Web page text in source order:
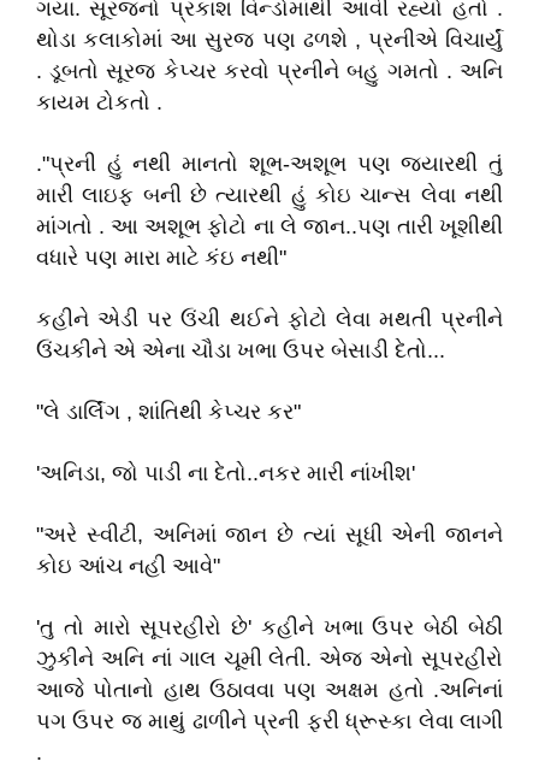
ગયા. સૂરજનો પ્રકાશ વિન્ડોમાંથી આવી રહ્યો હતો .
થોડા કલાકોમાં આ સુરજ પણ ઢળશે , પ્રનીએ વિચાર્યું
. ડૂબતો સૂરજ કેપ્ચર કરવો પ્રનીને બહુ ગમતો . અનિ
કાયમ ટોકતો .
."પ્રની હું નથી માનતો શૂભ-અશૂભ પણ જયારથી તું
મારી લાઇફ બની છે ત્યારથી હું કોઇ ચાન્સ લેવા નથી
માંગતો . આ અશૂભ ફોટો ના લે જાન..પણ તારી ખૂશીથી
વધારે પણ મારા માટે કંઇ નથી"
કહીને એડી પર ઉંચી થઈને ફોટો લેવા મથતી પ્રનીને
ઉંચકીને એ એના ચૌડા ખભા ઉપર બેસાડી દેતો...
"લે ડાર્લિંગ , શાંતિથી કેપ્ચર કર"
'અનિડા, જો પાડી ના દેતો..નકર મારી નાંખીશ'
"અરે સ્વીટી, અનિમાં જાન છે ત્યાં સૂધી એની જાનને
કોઇ આંચ નહી આવે"
'તુ તો મારો સૂપરહીરો છે' કહીને ખભા ઉપર બેઠી બેઠી
ઝુકીને અનિ નાં ગાલ ચૂમી લેતી. એજ એનો સૂપરહીરો
આજે પોતાનો હાથ ઉઠાવવા પણ અક્ષમ હતો .અનિનાં
પગ ઉપર જ માથું ઢાળીને પ્રની ફરી ધ્રૂસ્કા લેવા લાગી
.